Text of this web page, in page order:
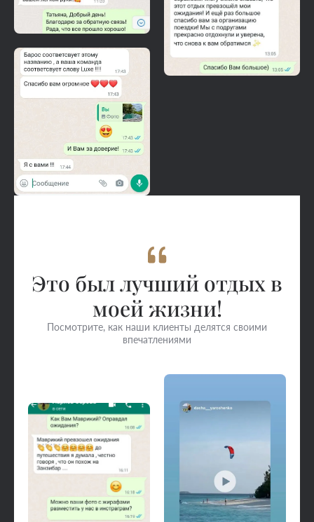
Это был лучший отдых в
моей жизни!
Посмотрите, как наши клиенты делятся своими
впечатлениями